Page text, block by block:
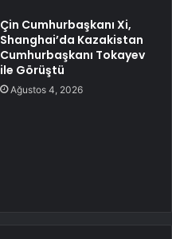
Çin Cumhurbaşkanı Xi,
Shanghai’da Kazakistan
Cumhurbaşkanı Tokayev
ile Görüştü
Ağustos 4, 2026